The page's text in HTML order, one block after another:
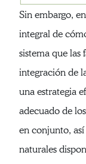
Sin embargo,
integral de
sistema que las
integración de
una estrategia
adecuado de
en conjunto,
naturales